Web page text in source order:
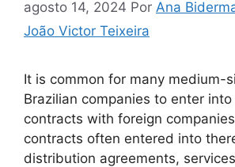
agosto 14, 2024 Por Ana
João Victor Teixeira
It is common for many medium-
Brazilian companies to enter into
contracts with foreign
contracts often entered into
distribution agreements,